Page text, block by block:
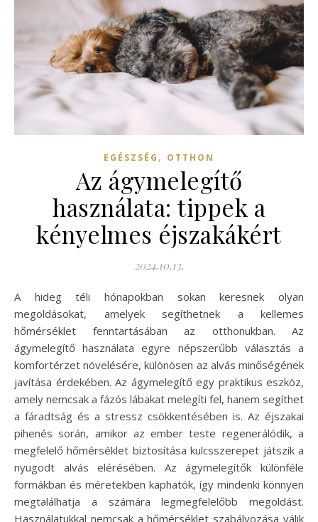
EGÉSZSÉG , OTTHON
Az ágymelegítő
használata: tippek a
kényelmes éjszakákért
2024.10.13.
A hideg téli hónapokban sokan keresnek olyan
megoldásokat, amelyek segíthetnek a kellemes
hőmérséklet fenntartásában az otthonukban. Az
ágymelegítő használata egyre népszerűbb választás a
komfortérzet növelésére, különösen az alvás minőségének
javítása érdekében. Az ágymelegítő egy praktikus eszköz,
amely nemcsak a fázós lábakat melegíti fel, hanem segíthet
a fáradtság és a stressz csökkentésében is. Az éjszakai
pihenés során, amikor az ember teste regenerálódik, a
megfelelő hőmérséklet biztosítása kulcsszerepet játszik a
nyugodt alvás elérésében. Az ágymelegítők különféle
formákban és méretekben kaphatók, így mindenki könnyen
megtalálhatja a számára legmegfelelőbb megoldást.
Használatukkal nemcsak a hőmérséklet szabályozása válik